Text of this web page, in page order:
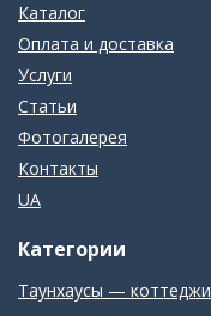
Каталог
Оплата и доставка
Услуги
Статьи
Фотогалерея
Контакты
UA
Категории
Таунхаусы — коттеджи